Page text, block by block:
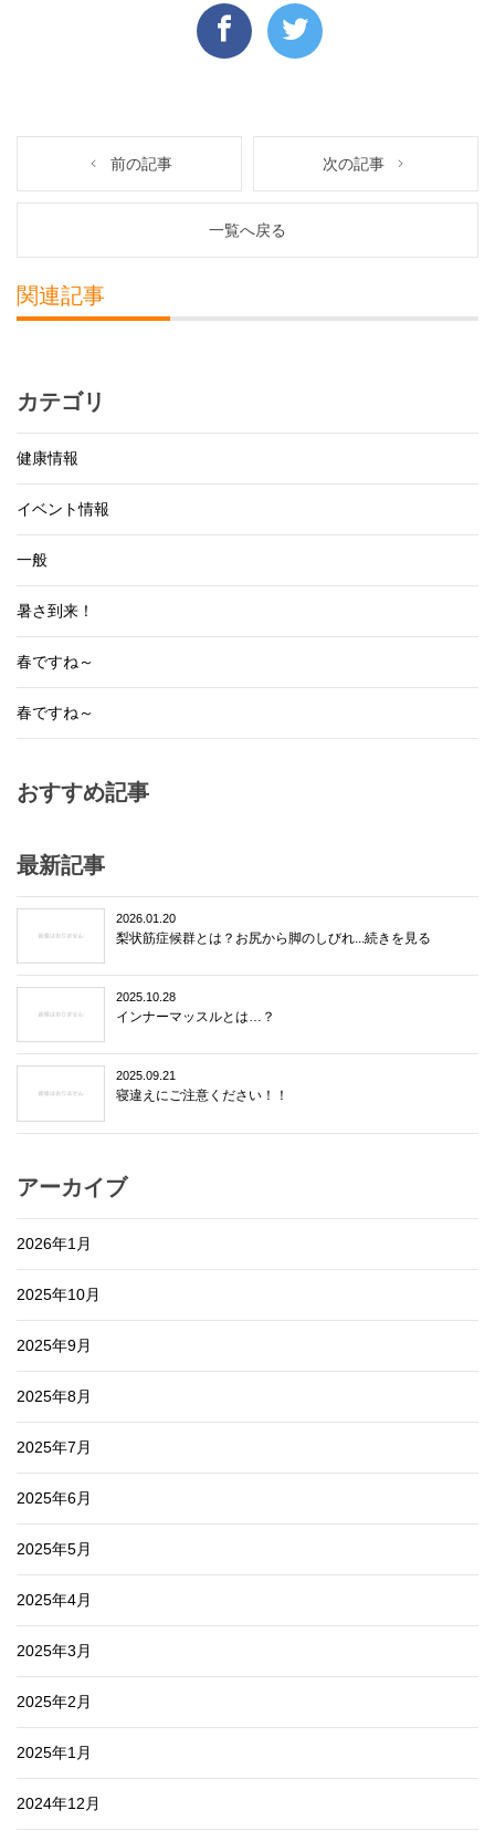
前の記事 次の記事
一覧へ戻る
関連記事
カテゴリ
健康情報
イベント情報
一般
暑さ到来！
春ですね～
春ですね～
おすすめ記事
最新記事
2026.01.20
梨状筋症候群とは？お尻から脚のしびれ...続きを見る
2025.10.28
インナーマッスルとは…？
2025.09.21
寝違えにご注意ください！！
アーカイブ
2026年1月
2025年10月
2025年9月
2025年8月
2025年7月
2025年6月
2025年5月
2025年4月
2025年3月
2025年2月
2025年1月
2024年12月